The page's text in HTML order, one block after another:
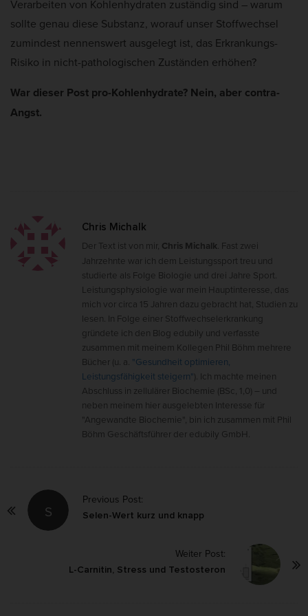
Verarbeiten von Kohlenhydraten zuständig sind – warum
sollte genau diese Substanz, worauf unser Stoffwechsel
zumindest nennenswert ausgelegt ist, das Erkrankungs-
Risiko in nicht-pathologischen Zuständen erhöhen?
War dieser Post pro-Kohlenhydrate? Nein, aber contra-
Angst.
Chris Michalk
Der Text ist von mir, Chris Michalk . Fast zwei
Jahrzehnte war ich dem Leistungssport treu und
studierte als Folge Biologie und drei Jahre Sport.
Leistungsphysiologie war mein Hauptinteresse, das
mich vor circa 15 Jahren dazu gebracht hat, Studien zu
lesen. In Folge einer Stoffwechselerkrankung
gründete ich den Blog edubily und verfasste
zusammen mit meinem Kollegen Phil Böhm mehrere
Bücher (u. a. "Gesundheit optimieren,
Leistungsfähigkeit steigern"). Ich machte meinen
Abschluss in zellulärer Biochemie (BSc, 1,0) – und
neben meinem hier ausgelebten Interesse für
"Angewandte Biochemie", bin ich zusammen mit Phil
Böhm Geschäftsführer der edubily GmbH.
S
Previous Post:
Selen-Wert kurz und knapp
Weiter Post:
L-Carnitin, Stress und Testosteron